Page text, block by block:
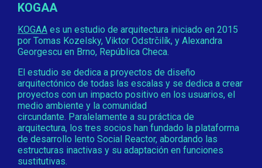
KOGAA
KOGAA es un estudio de arquitectura iniciado en 2015
por Tomas Kozelsky, Viktor Odstrčilík, y Alexandra
Georgescu en Brno, República Checa.
El estudio se dedica a proyectos de diseño
arquitectónico de todas las escalas y se dedica a crear
proyectos con un impacto positivo en los usuarios, el
medio ambiente y la comunidad
circundante. Paralelamente a su práctica de
arquitectura, los tres socios han fundado la plataforma
de desarrollo lento Social Reactor, abordando las
estructuras inactivas y su adaptación en funciones
sustitutivas.